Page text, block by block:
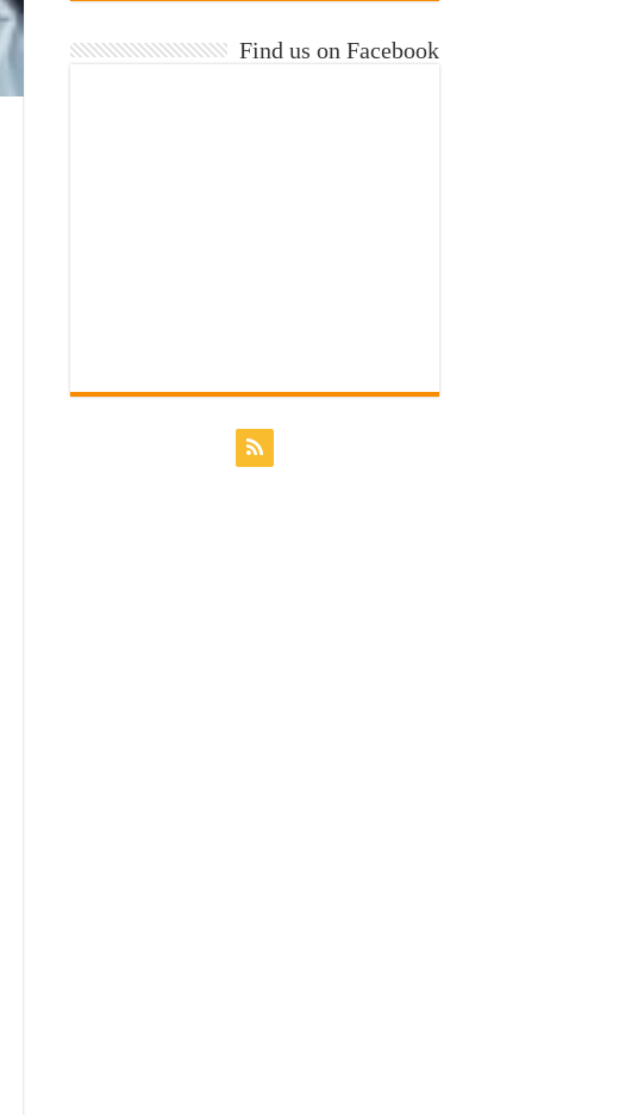
Find us on Facebook